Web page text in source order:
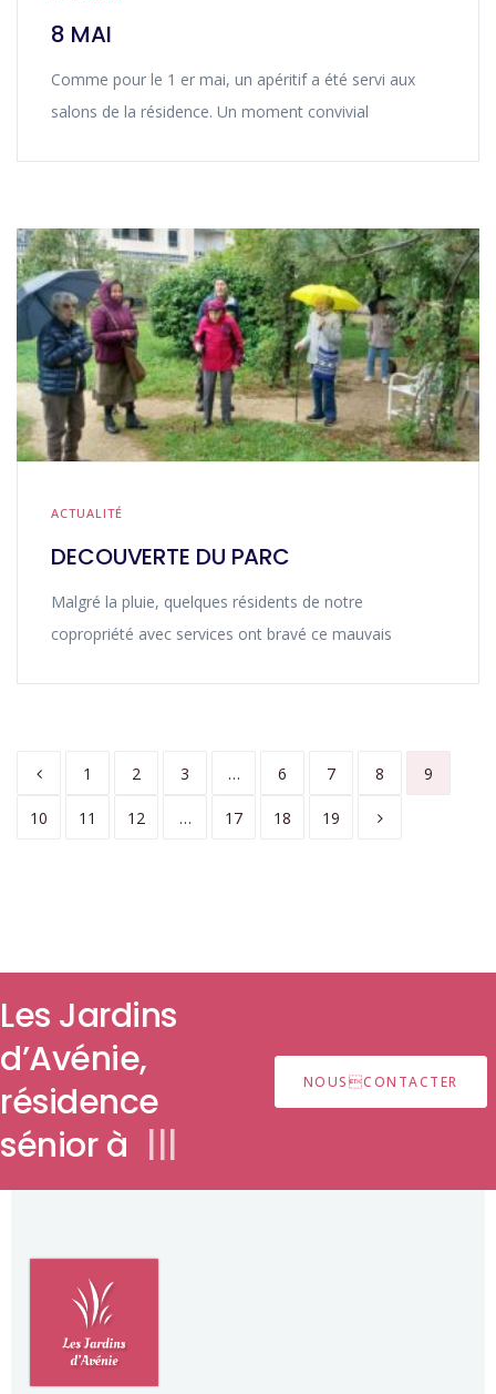
8 MAI
Comme pour le 1 er mai, un apéritif a été servi aux
salons de la résidence. Un moment convivial
ACTUALITÉ
DECOUVERTE DU PARC
Malgré la pluie, quelques résidents de notre
copropriété avec services ont bravé ce mauvais
1 2 3 … 6 7 8 9
10 11 12 … 17 18 19
Les Jardins
d’Avénie,
04 90 16 44 16